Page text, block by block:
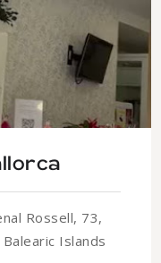
Rossell, 73,
Islands